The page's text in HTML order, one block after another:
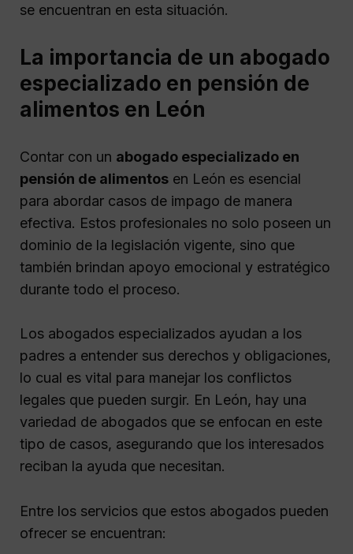
se encuentran en esta situación.
La importancia de un abogado
especializado en pensión de
alimentos en León
Contar con un abogado especializado en
pensión de alimentos en León es esencial
para abordar casos de impago de manera
efectiva. Estos profesionales no solo poseen un
dominio de la legislación vigente, sino que
también brindan apoyo emocional y estratégico
durante todo el proceso.
Los abogados especializados ayudan a los
padres a entender sus derechos y obligaciones,
lo cual es vital para manejar los conflictos
legales que pueden surgir. En León, hay una
variedad de abogados que se enfocan en este
tipo de casos, asegurando que los interesados
reciban la ayuda que necesitan.
Entre los servicios que estos abogados pueden
ofrecer se encuentran: